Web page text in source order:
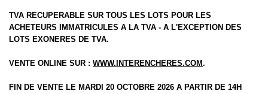
TVA RECUPERABLE SUR TOUS LES LOTS POUR LES
ACHETEURS IMMATRICULES A LA TVA - A L'EXCEPTION DES
LOTS EXONERES DE TVA.
VENTE ONLINE SUR : WWW.INTERENCHERES.COM.
FIN DE VENTE LE MARDI 20 OCTOBRE 2026 A PARTIR DE 14H